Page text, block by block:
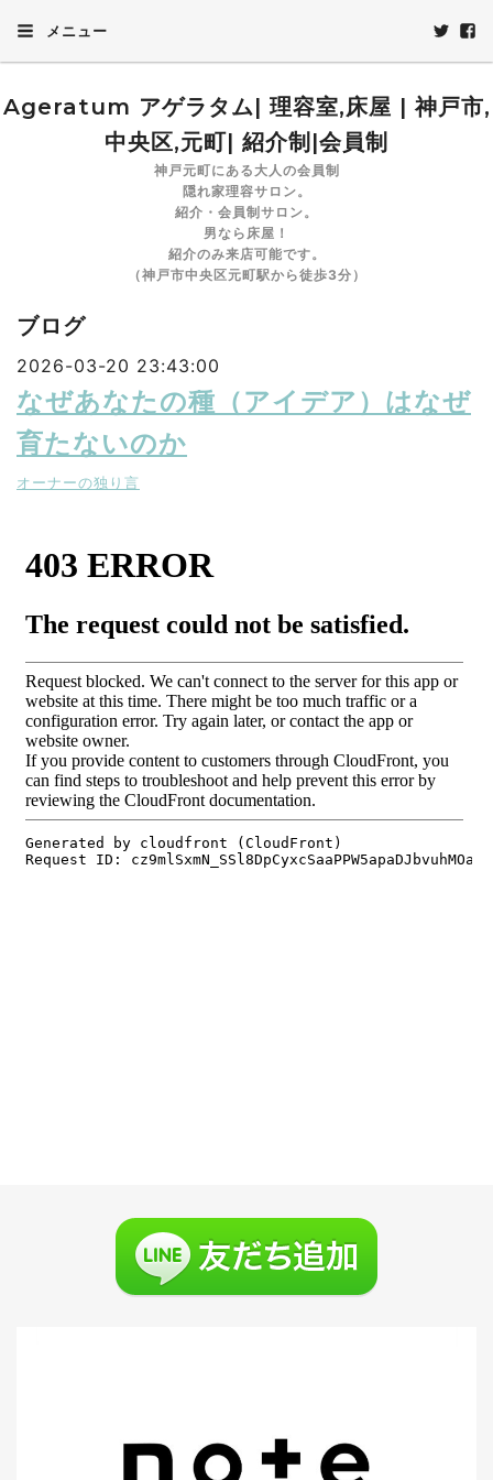
メニュー
Ageratum アゲラタム| 理容室,床屋 | 神戸市,
中央区,元町| 紹介制|会員制
神戸元町にある大人の会員制
隠れ家理容サロン。
紹介・会員制サロン。
男なら床屋！
紹介のみ来店可能です。
（神戸市中央区元町駅から徒歩3分）
ブログ
2026-03-20 23:43:00
なぜあなたの種（アイデア）はなぜ
育たないのか
オーナーの独り言